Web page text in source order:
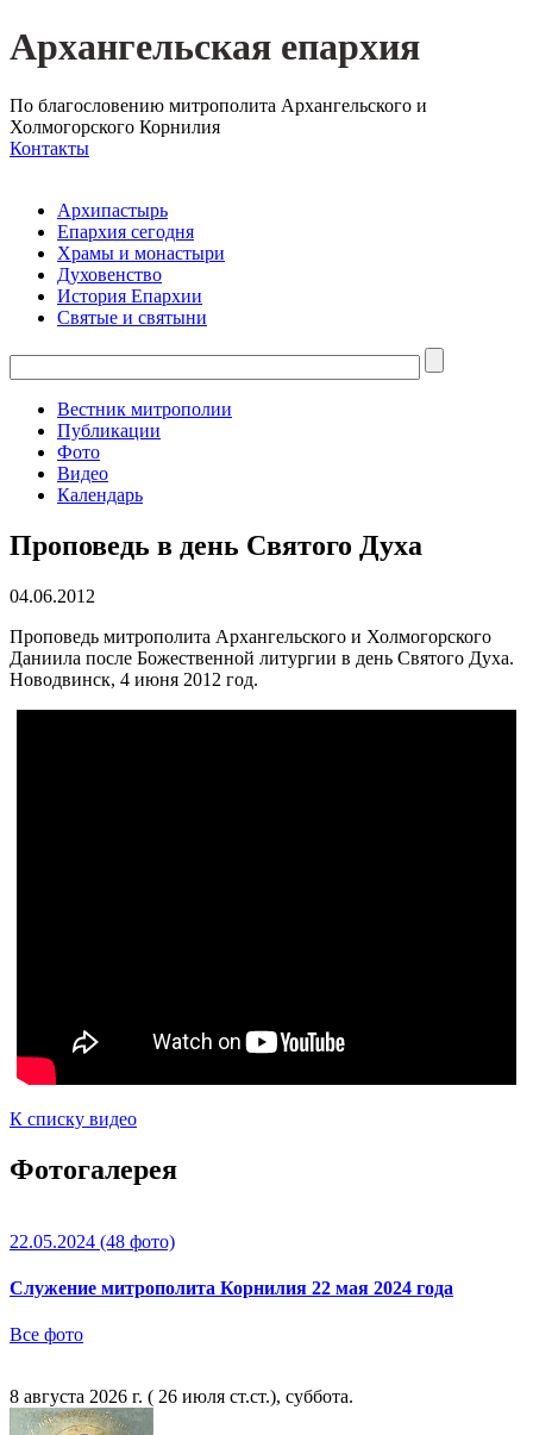
Архангельская епархия
По благословению митрополита Архангельского и
Холмогорского Корнилия
Контакты
Архипастырь
Епархия сегодня
Храмы и монастыри
Духовенство
История Епархии
Святые и святыни
Вестник митрополии
Публикации
Фото
Видео
Календарь
Проповедь в день Святого Духа
04.06.2012
Проповедь митрополита Архангельского и Холмогорского
Даниила после Божественной литургии в день Святого Духа.
Новодвинск, 4 июня 2012 год.
К списку видео
Фотогалерея
22.05.2024 (48 фото)
Служение митрополита Корнилия 22 мая 2024 года
Все фото
8 августа 2026 г. ( 26 июля ст.ст.), суббота.